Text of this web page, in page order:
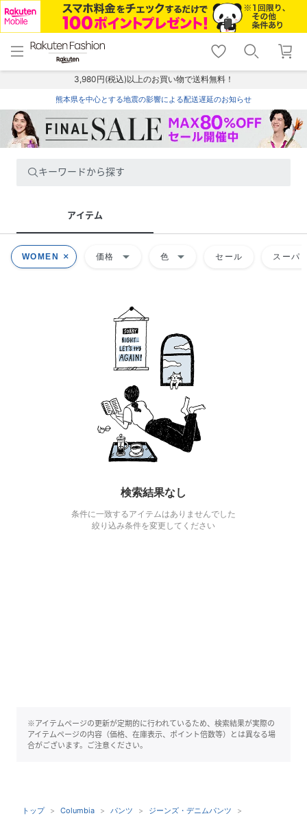
menu home
トップ
shopping_cart lock_outline
ログイン
3,980円(税込)以上のお買い物で送料無料！
熊本県を中心とする地震の影響による配送遅延のお知らせ
キーワードから探す
アイテム
WOMEN 価格 arrow_drop_down 色 arrow_drop_down セール スーパ
検索結果なし
条件に一致するアイテムはありませんでした
絞り込み条件を変更してください
※アイテムページの更新が定期的に行われているため、検索結果が実際の
アイテムページの内容（価格、在庫表示、ポイント倍数等）とは異なる場
合がございます。ご注意ください。
トップ Columbia パンツ
ジーンズ・デニムパンツ